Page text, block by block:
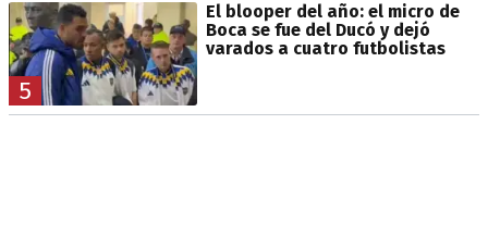
5
El blooper del año: el micro de
Boca se fue del Ducó y dejó
varados a cuatro futbolistas